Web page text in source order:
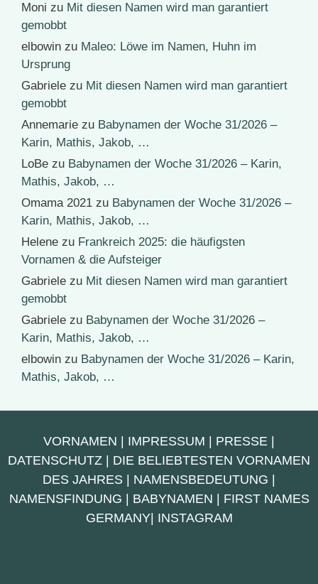
Moni zu Mit diesen Namen wird man garantiert
gemobbt
elbowin zu Maleo: Löwe im Namen, Huhn im
Ursprung
Gabriele zu Mit diesen Namen wird man garantiert
gemobbt
Annemarie zu Babynamen der Woche 31/2026 –
Karin, Mathis, Jakob, …
LoBe zu Babynamen der Woche 31/2026 – Karin,
Mathis, Jakob, …
Omama 2021 zu Babynamen der Woche 31/2026 –
Karin, Mathis, Jakob, …
Helene zu Frankreich 2025: die häufigsten
Vornamen & die Aufsteiger
Gabriele zu Mit diesen Namen wird man garantiert
gemobbt
Gabriele zu Babynamen der Woche 31/2026 –
Karin, Mathis, Jakob, …
elbowin zu Babynamen der Woche 31/2026 – Karin,
Mathis, Jakob, …
VORNAMEN IMPRESSUM PRESSE
DATENSCHUTZ
DIE BELIEBTESTEN VORNAMEN
DES JAHRES
NAMENSBEDEUTUNG
NAMENSFINDUNG
BABYNAMEN
FIRST NAMES
GERMANY| INSTAGRAM